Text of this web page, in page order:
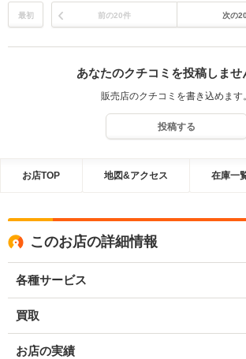
最初 前の20件 次の
あなたのクチコミを投稿しませ
販売店のクチコミを書き込めます。
投稿する
お店TOP 地図&アクセス 在庫一
このお店の詳細情報
各種サービス
買取
お店の実績